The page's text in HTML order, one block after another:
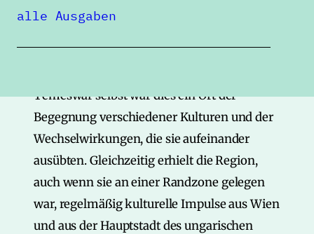
alle Ausgaben
Region dar und bot als solche diverse
Kulturtransfers. Durch die multiethnische
Temeswar selbst war dies ein Ort der
Begegnung verschiedener Kulturen und der
Wechselwirkungen, die sie aufeinander
ausübten. Gleichzeitig erhielt die Region,
auch wenn sie an einer Randzone gelegen
war, regelmäßig kulturelle Impulse aus Wien
und aus der Hauptstadt des ungarischen